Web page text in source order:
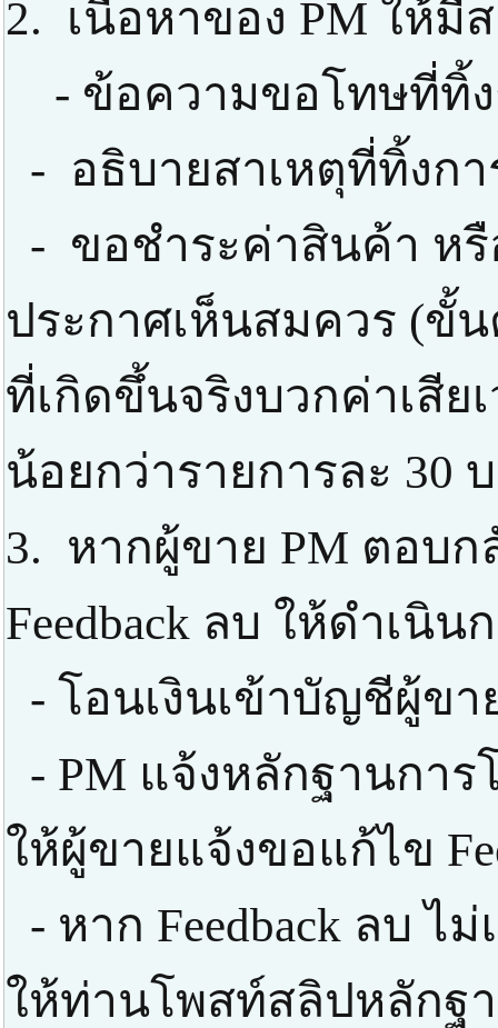
2. เนื้อหาของ PM ให้มี
- ข้อความขอโทษที่ทิ้ง
- อธิบายสาเหตุที่ทิ้งกา
- ขอชำระค่าสินค้า ห
ประกาศเห็นสมควร (ขั้
ที่เกิดขึ้นจริงบวกค่าเสีย
น้อยกว่ารายการละ 30
3. หากผู้ขาย PM ตอบ
Feedback ลบ ให้ดำเนิน
- โอนเงินเข้าบัญชีผู้ข
- PM แจ้งหลักฐานกา
ให้ผู้ขายแจ้งขอแก้ไข
- หาก Feedback ลบ ไ
ให้ท่านโพสท์สลิปหลักฐ